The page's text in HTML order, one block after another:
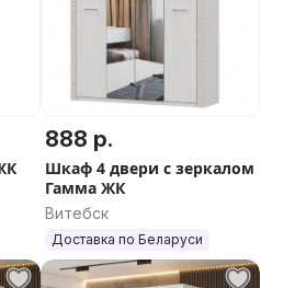
888 р.
Шкаф 4 двери с зеркалом
Гамма ЖК
Витебск
Доставка по Беларуси